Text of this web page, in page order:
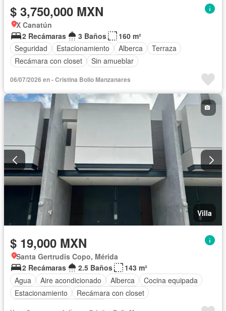
$ 3,750,000 MXN
X Canatún
2 Recámaras
3 Baños
160 m²
Seguridad
Estacionamiento Alberca
Terraza
Recámara con closet
Sin amueblar
06/07/2026 en - Cristina Bolio Manzanares
Villa
$ 19,000 MXN
Santa Gertrudis Copo, Mérida
2 Recámaras
2.5 Baños
143 m²
Agua
Aire acondicionado Alberca
Cocina equipada
Estacionamiento
Recámara con closet